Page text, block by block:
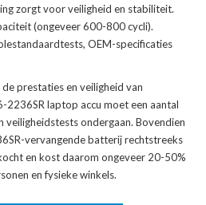
zorgt voor veiligheid en stabiliteit.
(ongeveer 600-800 cycli).
OEM-specificaties
prestaties en veiligheid van
2236SR laptop accu moet een aantal
ondergaan. Bovendien
vervangende batterijrechtstreeks
en kost daarom ongeveer 20-50%
en fysieke winkels.